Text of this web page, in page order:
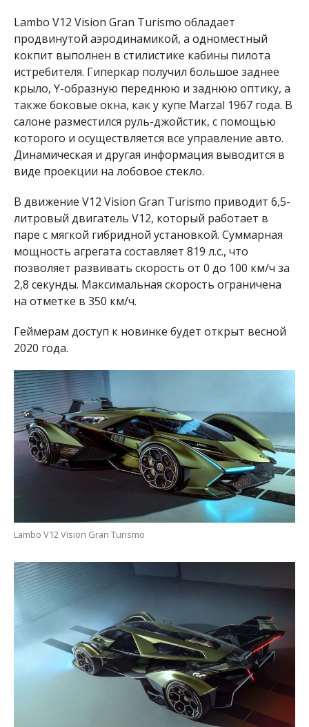
Lambo V12 Vision Gran Turismo обладает
продвинутой аэродинамикой, а одноместный
кокпит выполнен в стилистике кабины пилота
истребителя. Гиперкар получил большое заднее
крыло, Y-образную переднюю и заднюю оптику, а
также боковые окна, как у купе Marzal 1967 года. В
салоне разместился руль-джойстик, с помощью
которого и осуществляется все управление авто.
Динамическая и другая информация выводится в
виде проекции на лобовое стекло.
В движение V12 Vision Gran Turismo приводит 6,5-
литровый двигатель V12, который работает в
паре с мягкой гибридной установкой. Суммарная
мощность агрегата составляет 819 л.с., что
позволяет развивать скорость от 0 до 100 км/ч за
2,8 секунды. Максимальная скорость ограничена
на отметке в 350 км/ч.
Геймерам доступ к новинке будет открыт весной
2020 года.
Lambo V12 Vision Gran Turismo